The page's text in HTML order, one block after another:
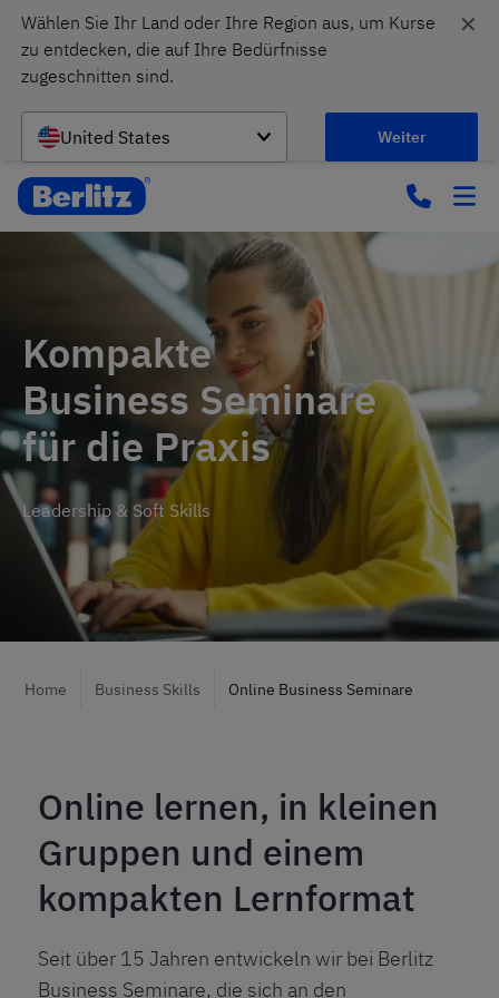
Wählen Sie Ihr Land oder Ihre Region aus, um Kurse
zu entdecken, die auf Ihre Bedürfnisse
zugeschnitten sind.
United States Weiter
✕
Kompakte
Business Seminare
für die Praxis
Leadership & Soft Skills
Home Business Skills Online Business Seminare
Online lernen, in kleinen
Gruppen und einem
kompakten Lernformat
Seit über 15 Jahren entwickeln wir bei Berlitz
Business Seminare, die sich an den